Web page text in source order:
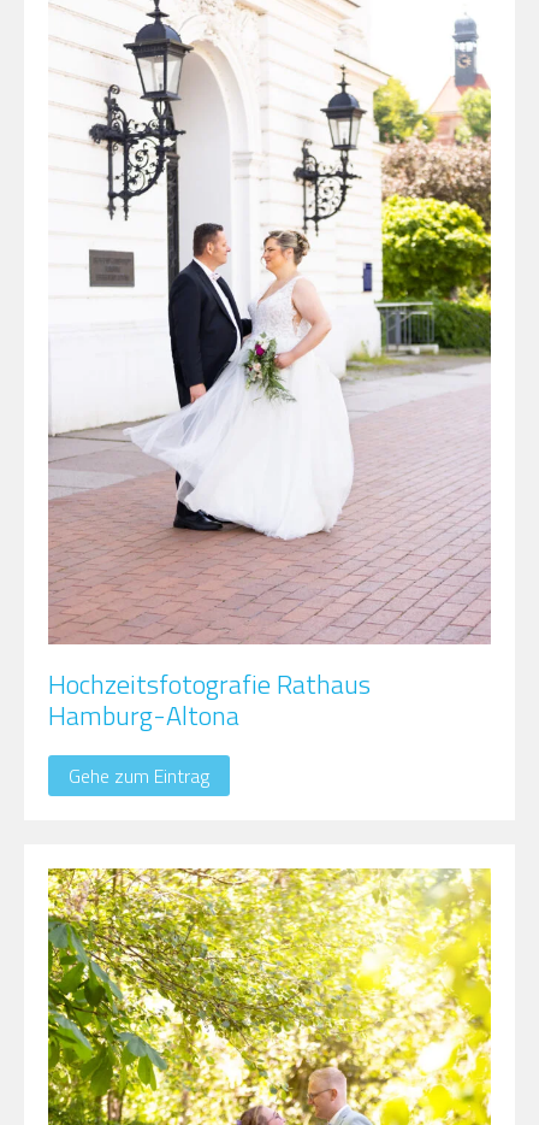
Hochzeitsfotografie Rathaus
Hamburg-Altona
Gehe zum Eintrag